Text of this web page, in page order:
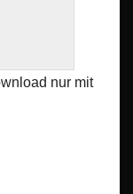
nur mit